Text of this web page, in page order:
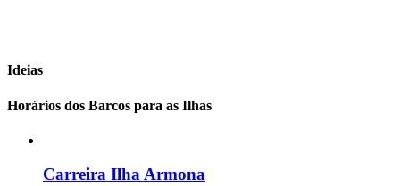
Ideias
Horários dos Barcos para as Ilhas
Carreira Ilha Armona